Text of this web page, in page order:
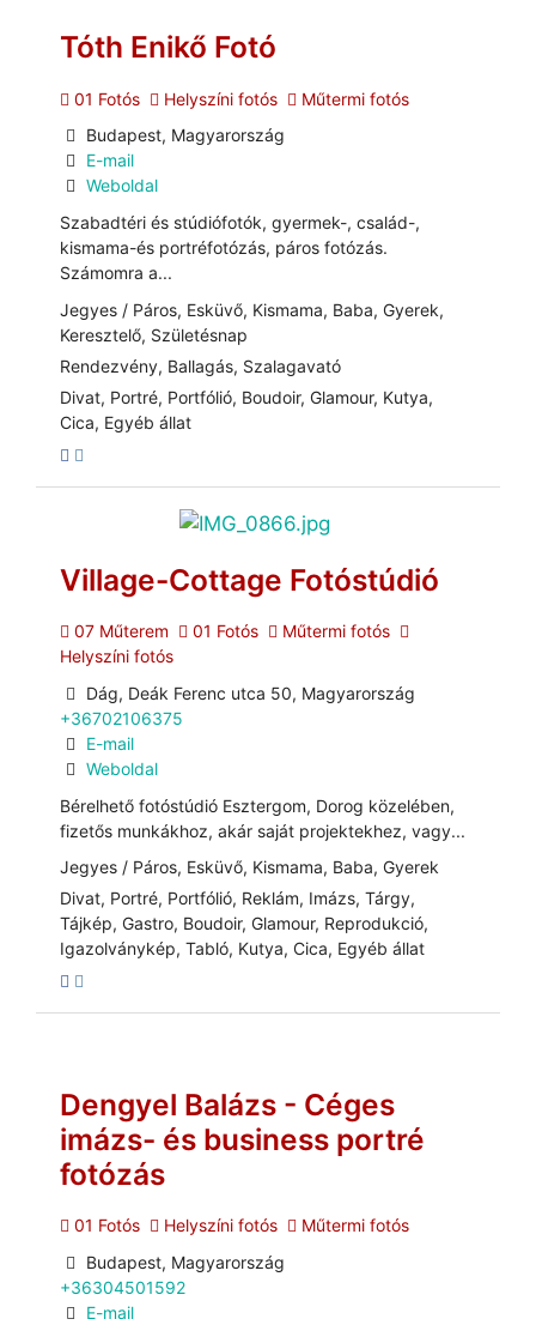
Tóth Enikő Fotó
01 Fotós Helyszíni fotós
Műtermi fotós
Budapest, Magyarország
E-mail
Weboldal
Szabadtéri és stúdiófotók, gyermek-, család-,
kismama-és portréfotózás, páros fotózás.
Számomra a...
Jegyes / Páros, Esküvő, Kismama, Baba, Gyerek,
Keresztelő, Születésnap
Rendezvény, Ballagás, Szalagavató
Divat, Portré, Portfólió, Boudoir, Glamour, Kutya,
Cica, Egyéb állat
Village-Cottage Fotóstúdió
07 Műterem 01 Fotós
Műtermi fotós
Helyszíni fotós
Dág, Deák Ferenc utca 50, Magyarország
+36702106375
E-mail
Weboldal
Bérelhető fotóstúdió Esztergom, Dorog közelében,
fizetős munkákhoz, akár saját projektekhez, vagy...
Jegyes / Páros, Esküvő, Kismama, Baba, Gyerek
Divat, Portré, Portfólió, Reklám, Imázs, Tárgy,
Tájkép, Gastro, Boudoir, Glamour, Reprodukció,
Igazolványkép, Tabló, Kutya, Cica, Egyéb állat
Dengyel Balázs - Céges
imázs- és business portré
fotózás
01 Fotós Helyszíni fotós
Műtermi fotós
Budapest, Magyarország
+36304501592
E-mail